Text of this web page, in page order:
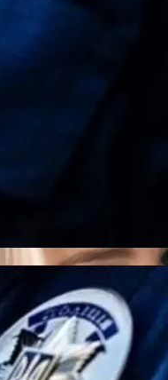
Британскую